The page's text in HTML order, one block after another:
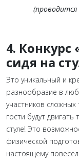
4. Конкурс
сидя на
Это уникальный и
разнообразие в
участников
гости будут
стуле! Это
физической
настоящему